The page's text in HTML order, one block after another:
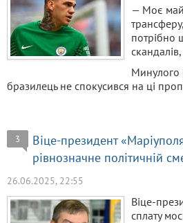
— Моє
потрібно
Минулого
бразилець не спокусився на ці
3
Віце-президент
рівнозначне політичній
26.06.2025, 22:55
Віце-
сплату